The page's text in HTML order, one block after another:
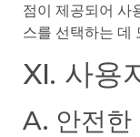
점이 제공되어 사
스를 선택하는 데
XI. 사용
A. 안전한